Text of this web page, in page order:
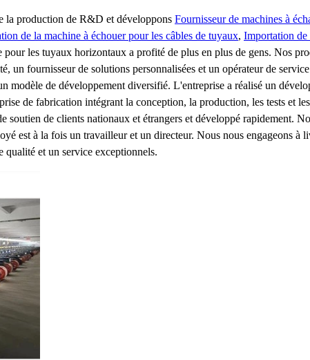
la production de R&D et développons Fournisseur de machines à
de la machine à échouer pour les câbles de tuyaux, Importation de
pour les tuyaux horizontaux a profité de plus en plus de gens. Nos
un fournisseur de solutions personnalisées et un opérateur de
modèle de développement diversifié. L'entreprise a réalisé un
de fabrication intégrant la conception, la production, les tests et
soutien de clients nationaux et étrangers et développé rapidement.
est à la fois un travailleur et un directeur. Nous nous engageons
qualité et un service exceptionnels.